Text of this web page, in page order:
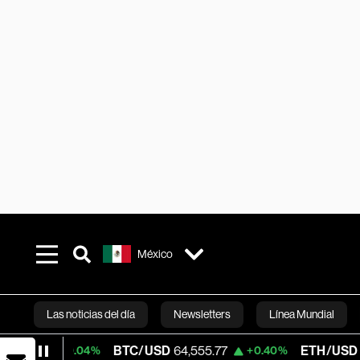
México
Las noticias del día Newsletters Línea Mundial
Bloomberg
BTC/USD 64,555.77 +0.40% ETH/USD 1,893.845